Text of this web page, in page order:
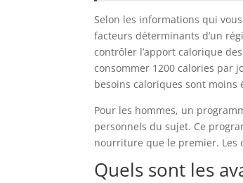
Selon les informations qui
facteurs déterminants d’un
contrôler l’apport calorique
consommer 1200 calories par
besoins caloriques sont moins
Pour les hommes, un
personnels du sujet. Ce
nourriture que le premier. Les
Quels sont les